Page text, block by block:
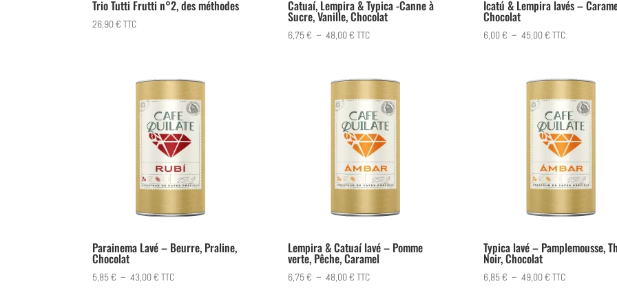
Trio Tutti Frutti n°2, des méthodes
26,90€ TTC
Catuaí, Lempira & Typica -Canne à
Sucre, Vanille, Chocolat
6,75€ – 48,00€Plage
6,75 €
à
48,00 €
TTC
Icatú & Lempira lavés –
Chocolat
6,00€ – 45,00€Plage
6,00 €
à
45,00 €
TTC
Parainema Lavé – Beurre, Praline,
Chocolat
5,85€ – 43,00€ Plage
TTC
Lempira & Catuaí lavé – Pomme
verte, Pêche, Caramel
6,75€ – 48,00€Plage
TTC
Typica lavé – Pamplemousse,
Noir, Chocolat
6,85€ – 49,00€Plage
TTC